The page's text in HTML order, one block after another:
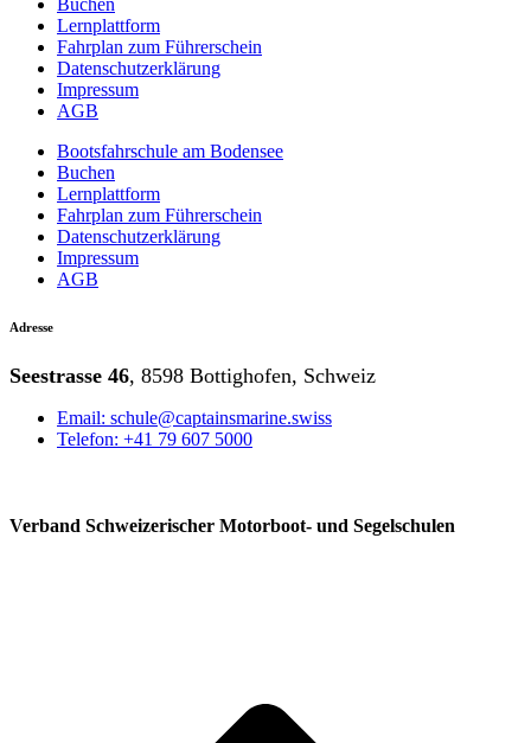
Buchen
Lernplattform
Fahrplan zum Führerschein
Datenschutzerklärung
Impressum
AGB
Bootsfahrschule am Bodensee
Buchen
Lernplattform
Fahrplan zum Führerschein
Datenschutzerklärung
Impressum
AGB
Adresse
Seestrasse 46, 8598 Bottighofen, Schweiz
Email: schule@captainsmarine.swiss
Telefon: +41 79 607 5000
Verband Schweizerischer Motorboot- und Segelschulen